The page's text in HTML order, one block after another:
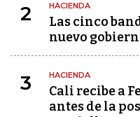
2 HACIENDA
Las cinco
nuevo
3 HACIENDA
Cali recibe a
antes de la